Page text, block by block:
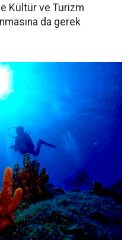
Kültür ve Turizm
da gerek